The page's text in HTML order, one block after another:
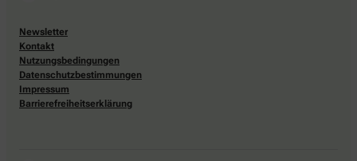
Newsletter
Kontakt
Nutzungsbedingungen
Datenschutzbestimmungen
Impressum
Barrierefreiheitserklärung